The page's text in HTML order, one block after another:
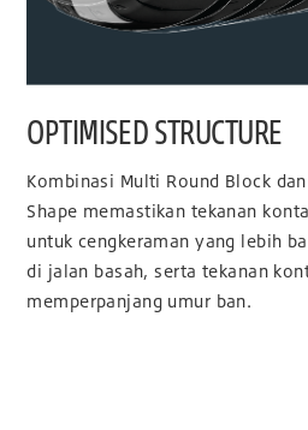
OPTIMISED STRUCTURE
Kombinasi Multi Round Block
Shape memastikan tekanan
untuk cengkeraman yang lebih
di jalan basah, serta tekanan
memperpanjang umur ban.